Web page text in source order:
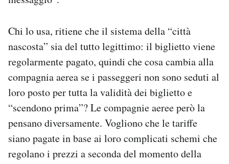
Chi lo usa, ritiene che il sistema della “città
nascosta” sia del tutto legittimo: il biglietto viene
regolarmente pagato, quindi che cosa cambia alla
compagnia aerea se i passeggeri non sono seduti al
loro posto per tutta la validità dei biglietto e
“scendono prima”? Le compagnie aeree però la
pensano diversamente. Vogliono che le tariffe
siano pagate in base ai loro complicati schemi che
regolano i prezzi a seconda del momento della